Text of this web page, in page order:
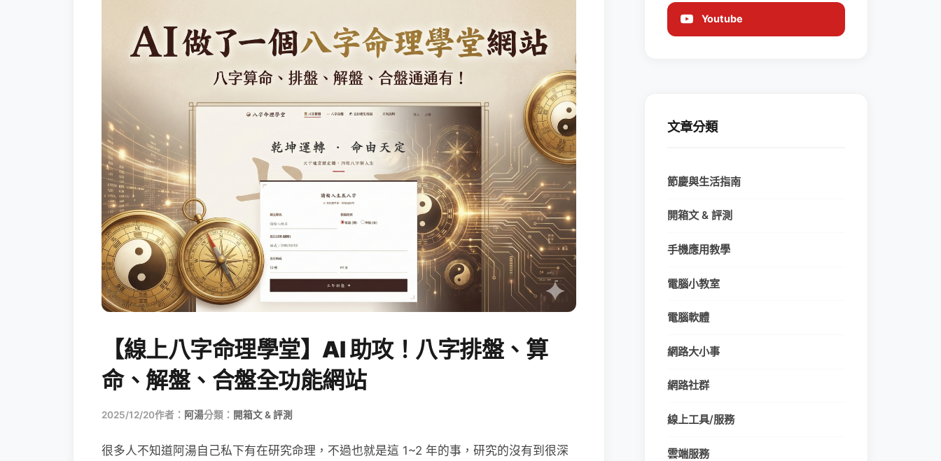
【線上八字命理學堂】AI 助攻！八字排盤、算
命、解盤、合盤全功能網站
2025/12/20作者： 阿湯分類： 開箱文 & 評測
很多人不知道阿湯自己私下有在研究命理，不過也就是這 1~2 年的事，研究的沒有到很深
Youtube
文章分類
節慶與生活指南
開箱文 & 評測
手機應用教學
電腦小教室
電腦軟體
網路大小事
網路社群
線上工具/服務
雲端服務